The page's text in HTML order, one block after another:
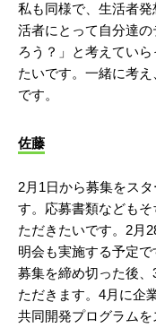
私も同様で、生活者
活者にとって自分達
ろう？」と考えてい
たいです。一緒に考
です。
佐藤
2月1日から募集をスタ
す。応募書類なども
ただきたいです。2月
明会も実施する予定で
募集を締め切った後
ただきます。4月に企
共同開発プログラム